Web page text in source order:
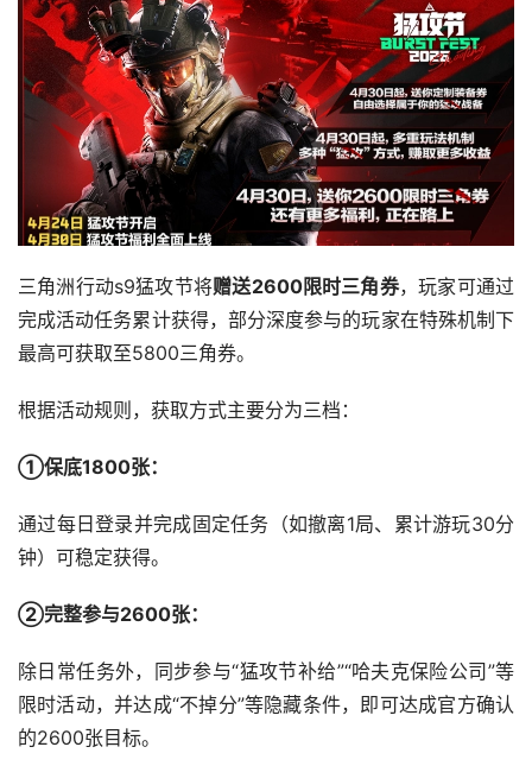
三角洲行动s9猛攻节将 赠送2600限时三角券‌，玩家可通过
完成活动任务累计获得，部分深度参与的玩家在特殊机制下
最高可获取至5800三角券。
根据活动规则，获取方式主要分为三档：
①保底1800张‌：
通过每日登录并完成固定任务（如撤离1局、累计游玩30分
钟）可稳定获得。
‌②完整参与2600张‌：
除日常任务外，同步参与“猛攻节补给”“哈夫克保险公司”等
限时活动，并达成“不掉分”等隐藏条件，即可达成官方确认
的2600张目标。